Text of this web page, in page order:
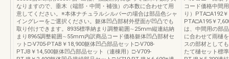
なりますので、垂木（端部・中間・補強）の本数に合わせて用
意してください。※本体ナチュラルシルバーの場合は部品色シャ
イングレーをご選択ください。躯体凹凸部材外壁面が凹凸でも
取り付けできます。8935標準納まり調整範囲∼25mm縦連結納
まり8965調整範囲∼55mm内訳商品コード価格躯体凹凸部材セ
ット□-V705-PTAB￥18,900躯体凹凸部品セット□-V708-
PTJB￥14,500躯体凹凸部品セット（連棟用）□-V709-
コード価格中間
り）PTA□A192
PTA□A195￥
は、中間用の部
に合わせて雨樋
スの部材として
たて樋セット標